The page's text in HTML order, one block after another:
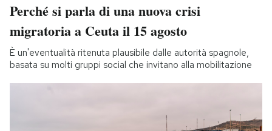
Perché si parla di una nuova crisi
migratoria a Ceuta il 15 agosto
È un'eventualità ritenuta plausibile dalle autorità spagnole,
basata su molti gruppi social che invitano alla mobilitazione